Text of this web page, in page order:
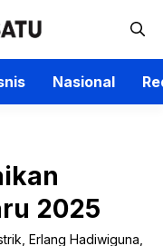
Nasional
2025
Erlang Hadiwiguna,